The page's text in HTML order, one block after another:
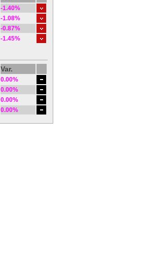
-1.40%
-1.08%
-0.87%
-1.45%
Var.
0.00%
0.00%
0.00%
0.00%